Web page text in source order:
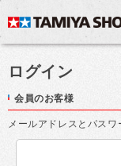
ログイン
会員のお客様
メールアドレスとパスワ